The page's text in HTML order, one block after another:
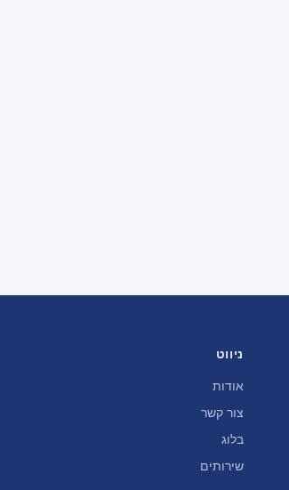
ניווט
אודות
צור קשר
בלוג
שירותים